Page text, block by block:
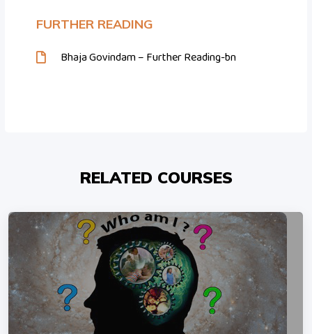
FURTHER READING
Bhaja Govindam – Further Reading-bn
RELATED COURSES